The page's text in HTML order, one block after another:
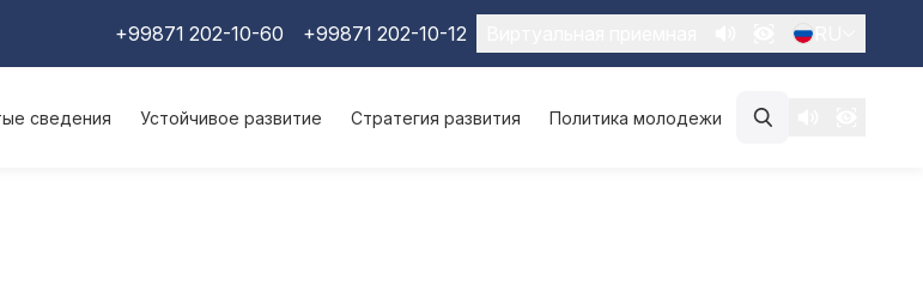
+99871 202-10-60 +99871 202-10-12
сведения Устойчивое развитие Стратегия развития Политика молодежи